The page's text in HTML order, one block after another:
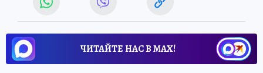
ЧИТАЙТЕ НАС В МАХ!